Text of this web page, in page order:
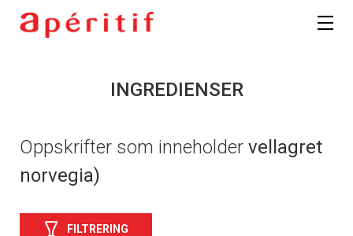
INGREDIENSER
Oppskrifter som inneholder vellagret
norvegia)
FILTRERING